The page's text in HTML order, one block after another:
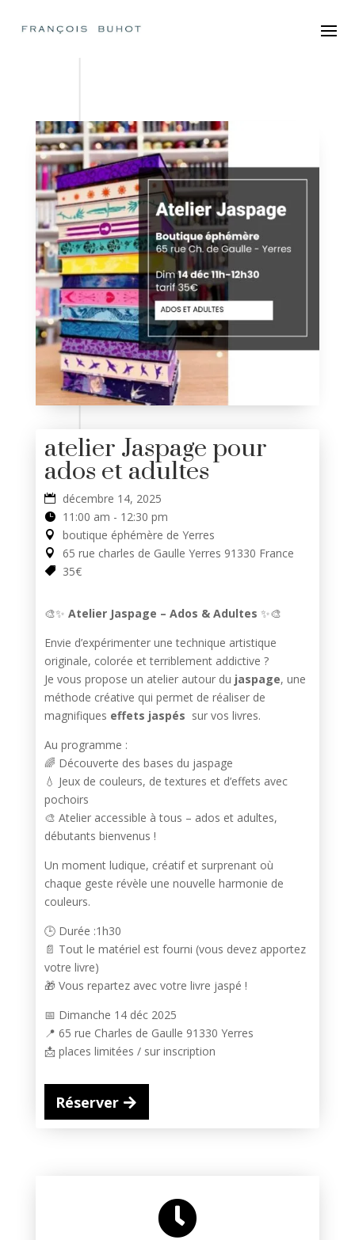
atelier Jaspage pour
ados et adultes
décembre 14, 2025
11:00 am - 12:30 pm
boutique éphémère de Yerres
65 rue charles de Gaulle Yerres 91330 France
35€
🎨✨ Atelier Jaspage – Ados & Adultes ✨🎨
Envie d’expérimenter une technique artistique
originale, colorée et terriblement addictive ?
Je vous propose un atelier autour du jaspage, une
méthode créative qui permet de réaliser de
magnifiques effets jaspés sur vos livres.
Au programme :
🌈 Découverte des bases du jaspage
💧 Jeux de couleurs, de textures et d’effets avec
pochoirs
🎨 Atelier accessible à tous – ados et adultes,
débutants bienvenus !
Un moment ludique, créatif et surprenant où
chaque geste révèle une nouvelle harmonie de
couleurs.
🕒 Durée :1h30
📄 Tout le matériel est fourni (vous devez apportez
votre livre)
🎁 Vous repartez avec votre livre jaspé !
📅 Dimanche 14 déc 2025
📍 65 rue Charles de Gaulle 91330 Yerres
📩 places limitées / sur inscription
Réserver
